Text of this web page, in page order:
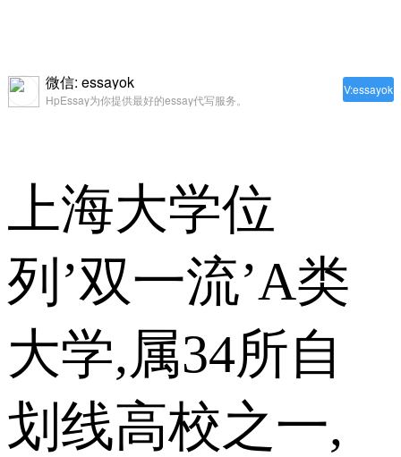
V:essayok
微信: essayok
HpEssay为你提供最好的essay代写服务。
上海大学位
列’双一流’A类
大学,属34所自
划线高校之一,